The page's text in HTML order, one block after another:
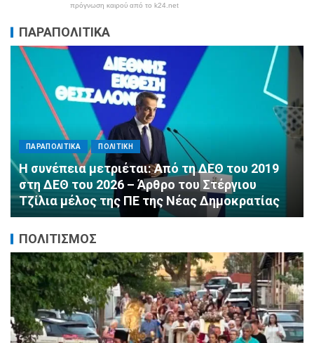
πρόγνωση καιρού από το k24.net
ΠΑΡΑΠΟΛΙΤΙΚΑ
ΠΑΡΑΠΟΛΙΤΙΚΑ ΠΟΛΙΤΙΚΗ
Αλληλεγγύη χωρίς σύνορα: 1.500
εμφιαλωμένα νερά για τους πυροσβέστες στα
Μέγαρα από τη ΔΕΕΠ Α’ Αθηνών ΝΔ και τη 2η
ΔΗΜ.Τ.Ο.
ΠΟΛΙΤΙΣΜΟΣ